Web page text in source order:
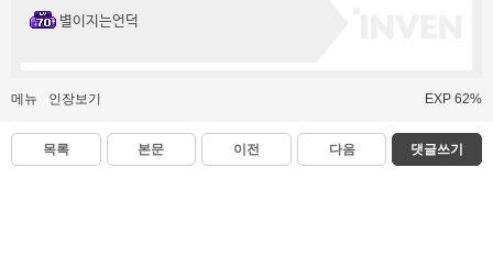
별이지는언덕
메뉴 인장보기 EXP 62%
목록 본문 이전 다음 댓글쓰기